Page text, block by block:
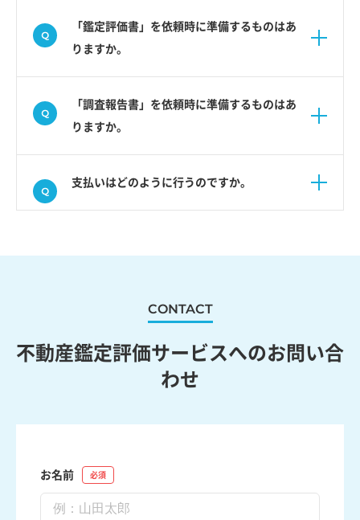
「鑑定評価書」を依頼時に準備するものはあ
りますか。
「調査報告書」を依頼時に準備するものはあ
りますか。
支払いはどのように行うのですか。
CONTACT
不動産鑑定評価サービスへのお問い合
わせ
お名前